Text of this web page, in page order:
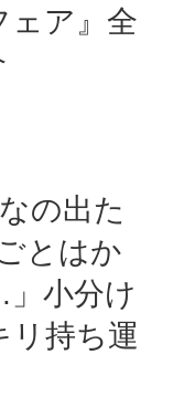
ェア』全
の出た
とはか
小分け
リ持ち運